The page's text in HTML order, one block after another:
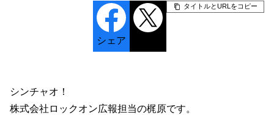
シェア
タイトルとURLをコピー
シンチャオ！
株式会社ロックオン広報担当の梶原です。